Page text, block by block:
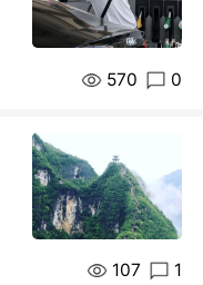
570 0
107 1